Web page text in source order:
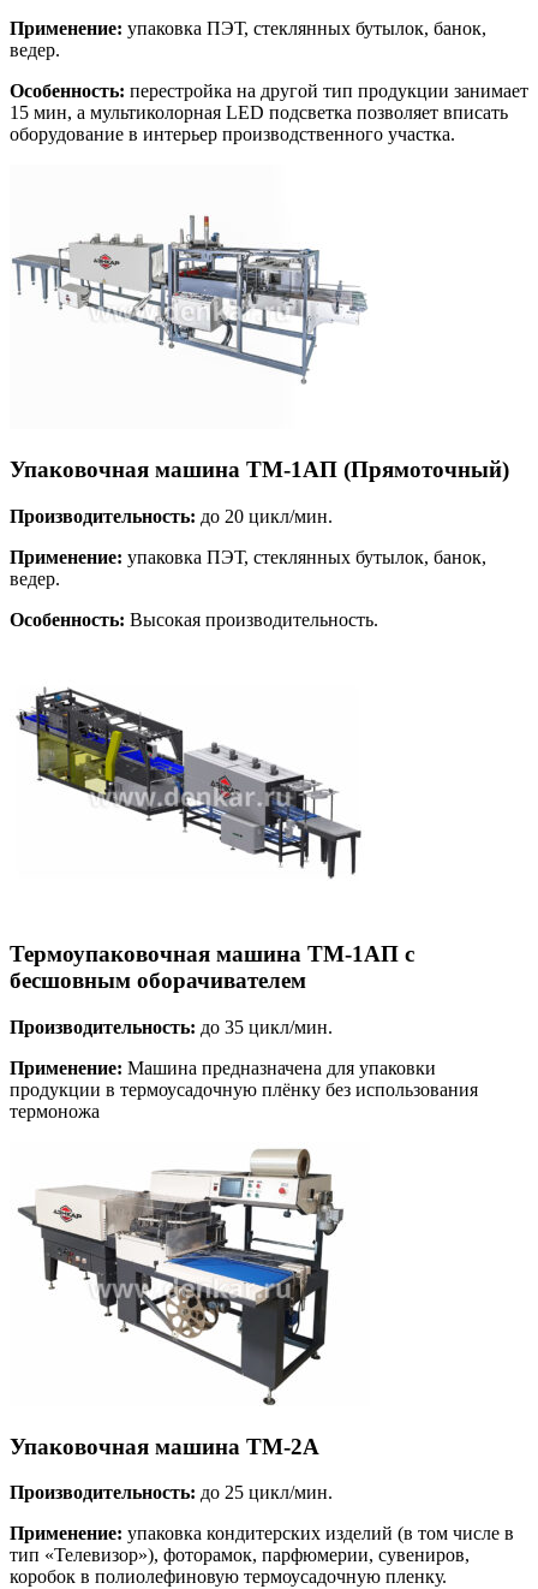
Применение: упаковка ПЭТ, стеклянных бутылок, банок,
ведер.
Особенность: перестройка на другой тип продукции занимает
15 мин, а мультиколорная LED подсветка позволяет вписать
оборудование в интерьер производственного участка.
Упаковочная машина ТМ-1АП (Прямоточный)
Производительность: до 20 цикл/мин.
Применение: упаковка ПЭТ, стеклянных бутылок, банок,
ведер.
Особенность: Высокая производительность.
Термоупаковочная машина ТМ-1АП с
бесшовным оборачивателем
Производительность: до 35 цикл/мин.
Применение: Машина предназначена для упаковки
продукции в термоусадочную плёнку без использования
термоножа
Упаковочная машина ТМ-2А
Производительность: до 25 цикл/мин.
Применение: упаковка кондитерских изделий (в том числе в
тип «Телевизор»), фоторамок, парфюмерии, сувениров,
коробок в полиолефиновую термоусадочную пленку.